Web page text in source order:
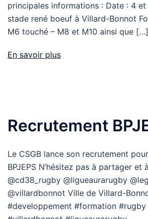
principales informations : Date : 4
stade rené boeuf à Villard-Bonnot
M6 touché – M8 et M10 ainsi que […]
En savoir plus
Recrutement
Le CSGB lance son recrutement
BPJEPS N’hésitez pas à partager et
@cd38_rugby @ligueaurarugby
@villardbonnot Ville de Villard-
#developpement #formation #rugby